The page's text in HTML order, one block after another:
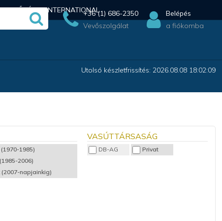
INTERNATIONAL+36 (1) 686-2350
Vevőszolgálat
Belépés
a fiókomba
Utolsó készletfrissítés: 2026.08.08 18:02:09
1985)
2006)
(2007-napjainkig)
VASÚTTÁRSASÁG
DB-AG Privat